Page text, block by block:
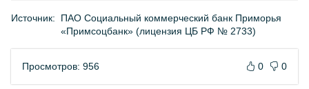
Источник:
ПАО Социальный коммерческий банк Приморья
«Примсоцбанк» (лицензия ЦБ РФ № 2733)
Просмотров: 956 0 0